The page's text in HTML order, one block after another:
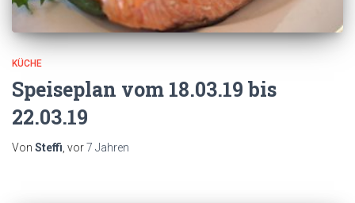
KÜCHE
Speiseplan vom 18.03.19 bis
22.03.19
Von Steffi , vor7 Jahren